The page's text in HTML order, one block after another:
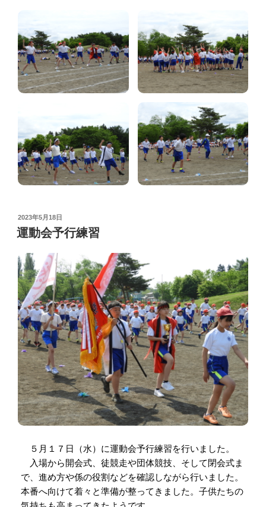
POSTED
ON
2023年5月18日
運動会予行練習
５月１７日（水）に運動会予行練習を行いました。
入場から開会式、徒競走や団体競技、そして閉会式ま
で、進め方や係の役割などを確認しながら行いました。
本番へ向けて着々と準備が整ってきました。子供たちの